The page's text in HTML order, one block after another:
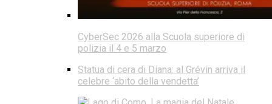
CyberSec 2026 alla Scuola superiore di
polizia il 4 e 5 marzo
Statua di cera di Diana: al Grévin arriva il
celebre ‘abito della vendetta’